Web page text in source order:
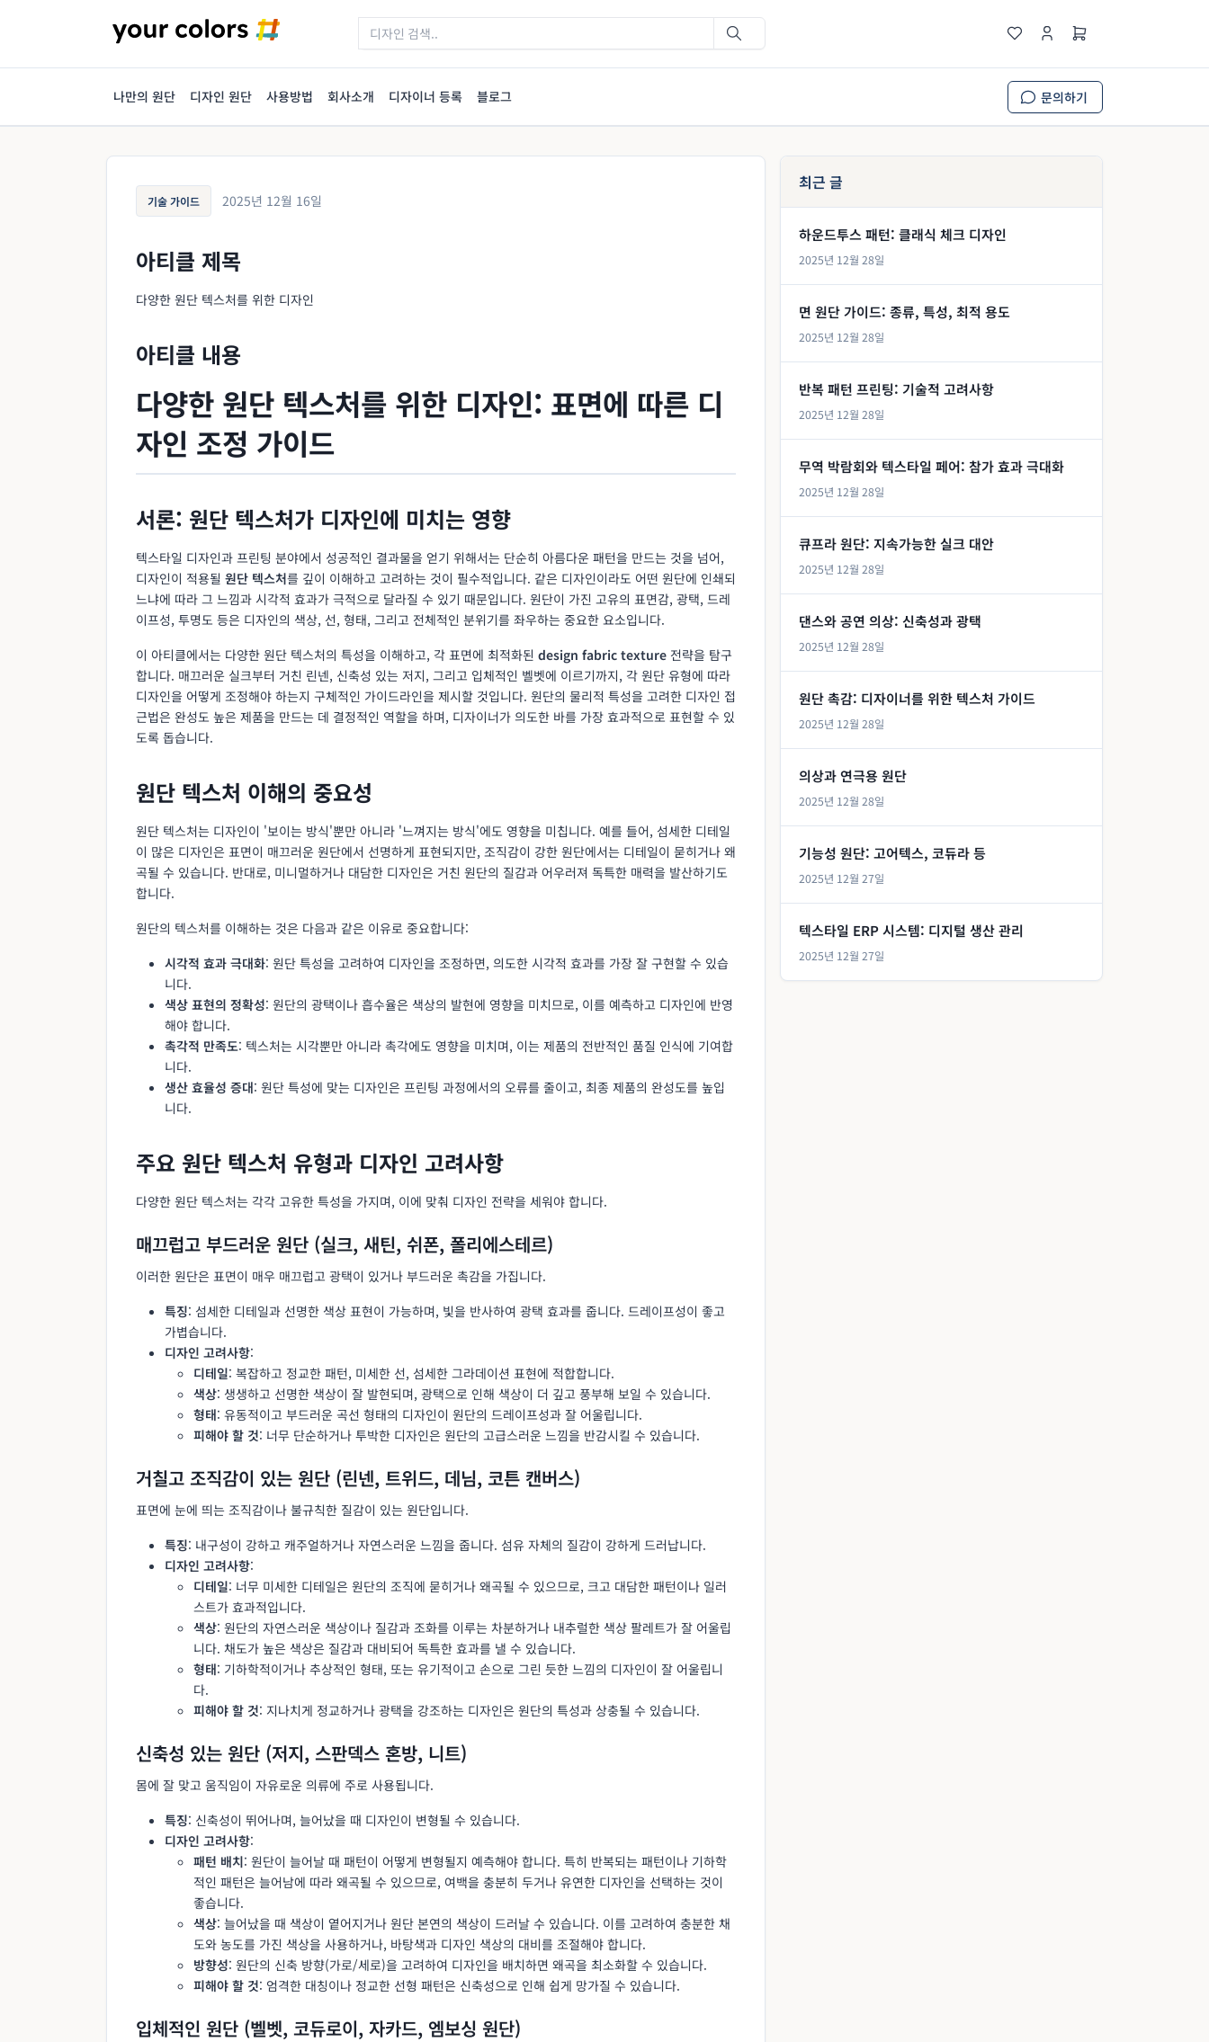
나만의 원단 디자인 원단 사용방법 회사소개 디자이너 등록 블로그 문의하기
기술 가이드 2025년 12월 16일
아티클 제목
다양한 원단 텍스처를 위한 디자인
아티클 내용
다양한 원단 텍스처를 위한 디자인: 표면에 따른 디
자인 조정 가이드
서론: 원단 텍스처가 디자인에 미치는 영향
텍스타일 디자인과 프린팅 분야에서 성공적인 결과물을 얻기 위해서는 단순히 아름다운 패턴을 만드는 것을 넘어,
디자인이 적용될 원단 텍스처를 깊이 이해하고 고려하는 것이 필수적입니다. 같은 디자인이라도 어떤 원단에 인쇄되
느냐에 따라 그 느낌과 시각적 효과가 극적으로 달라질 수 있기 때문입니다. 원단이 가진 고유의 표면감, 광택, 드레
이프성, 투명도 등은 디자인의 색상, 선, 형태, 그리고 전체적인 분위기를 좌우하는 중요한 요소입니다.
이 아티클에서는 다양한 원단 텍스처의 특성을 이해하고, 각 표면에 최적화된 design fabric texture 전략을 탐구
합니다. 매끄러운 실크부터 거친 린넨, 신축성 있는 저지, 그리고 입체적인 벨벳에 이르기까지, 각 원단 유형에 따라
디자인을 어떻게 조정해야 하는지 구체적인 가이드라인을 제시할 것입니다. 원단의 물리적 특성을 고려한 디자인 접
근법은 완성도 높은 제품을 만드는 데 결정적인 역할을 하며, 디자이너가 의도한 바를 가장 효과적으로 표현할 수 있
도록 돕습니다.
원단 텍스처 이해의 중요성
원단 텍스처는 디자인이 '보이는 방식'뿐만 아니라 '느껴지는 방식'에도 영향을 미칩니다. 예를 들어, 섬세한 디테일
이 많은 디자인은 표면이 매끄러운 원단에서 선명하게 표현되지만, 조직감이 강한 원단에서는 디테일이 묻히거나 왜
곡될 수 있습니다. 반대로, 미니멀하거나 대담한 디자인은 거친 원단의 질감과 어우러져 독특한 매력을 발산하기도
합니다.
원단의 텍스처를 이해하는 것은 다음과 같은 이유로 중요합니다:
시각적 효과 극대화: 원단 특성을 고려하여 디자인을 조정하면, 의도한 시각적 효과를 가장 잘 구현할 수 있습
니다.
색상 표현의 정확성: 원단의 광택이나 흡수율은 색상의 발현에 영향을 미치므로, 이를 예측하고 디자인에 반영
해야 합니다.
촉각적 만족도: 텍스처는 시각뿐만 아니라 촉각에도 영향을 미치며, 이는 제품의 전반적인 품질 인식에 기여합
니다.
생산 효율성 증대: 원단 특성에 맞는 디자인은 프린팅 과정에서의 오류를 줄이고, 최종 제품의 완성도를 높입
니다.
주요 원단 텍스처 유형과 디자인 고려사항
다양한 원단 텍스처는 각각 고유한 특성을 가지며, 이에 맞춰 디자인 전략을 세워야 합니다.
매끄럽고 부드러운 원단 (실크, 새틴, 쉬폰, 폴리에스테르)
이러한 원단은 표면이 매우 매끄럽고 광택이 있거나 부드러운 촉감을 가집니다.
특징: 섬세한 디테일과 선명한 색상 표현이 가능하며, 빛을 반사하여 광택 효과를 줍니다. 드레이프성이 좋고
가볍습니다.
디자인 고려사항:
디테일: 복잡하고 정교한 패턴, 미세한 선, 섬세한 그라데이션 표현에 적합합니다.
색상: 생생하고 선명한 색상이 잘 발현되며, 광택으로 인해 색상이 더 깊고 풍부해 보일 수 있습니다.
형태: 유동적이고 부드러운 곡선 형태의 디자인이 원단의 드레이프성과 잘 어울립니다.
피해야 할 것: 너무 단순하거나 투박한 디자인은 원단의 고급스러운 느낌을 반감시킬 수 있습니다.
거칠고 조직감이 있는 원단 (린넨, 트위드, 데님, 코튼 캔버스)
표면에 눈에 띄는 조직감이나 불규칙한 질감이 있는 원단입니다.
특징: 내구성이 강하고 캐주얼하거나 자연스러운 느낌을 줍니다. 섬유 자체의 질감이 강하게 드러납니다.
디자인 고려사항:
디테일: 너무 미세한 디테일은 원단의 조직에 묻히거나 왜곡될 수 있으므로, 크고 대담한 패턴이나 일러
스트가 효과적입니다.
색상: 원단의 자연스러운 색상이나 질감과 조화를 이루는 차분하거나 내추럴한 색상 팔레트가 잘 어울립
니다. 채도가 높은 색상은 질감과 대비되어 독특한 효과를 낼 수 있습니다.
형태: 기하학적이거나 추상적인 형태, 또는 유기적이고 손으로 그린 듯한 느낌의 디자인이 잘 어울립니
다.
피해야 할 것: 지나치게 정교하거나 광택을 강조하는 디자인은 원단의 특성과 상충될 수 있습니다.
신축성 있는 원단 (저지, 스판덱스 혼방, 니트)
몸에 잘 맞고 움직임이 자유로운 의류에 주로 사용됩니다.
특징: 신축성이 뛰어나며, 늘어났을 때 디자인이 변형될 수 있습니다.
디자인 고려사항:
패턴 배치: 원단이 늘어날 때 패턴이 어떻게 변형될지 예측해야 합니다. 특히 반복되는 패턴이나 기하학
적인 패턴은 늘어남에 따라 왜곡될 수 있으므로, 여백을 충분히 두거나 유연한 디자인을 선택하는 것이
좋습니다.
색상: 늘어났을 때 색상이 옅어지거나 원단 본연의 색상이 드러날 수 있습니다. 이를 고려하여 충분한 채
도와 농도를 가진 색상을 사용하거나, 바탕색과 디자인 색상의 대비를 조절해야 합니다.
방향성: 원단의 신축 방향(가로/세로)을 고려하여 디자인을 배치하면 왜곡을 최소화할 수 있습니다.
피해야 할 것: 엄격한 대칭이나 정교한 선형 패턴은 신축성으로 인해 쉽게 망가질 수 있습니다.
입체적인 원단 (벨벳, 코듀로이, 자카드, 엠보싱 원단)
최근 글
하운드투스 패턴: 클래식 체크 디자인
2025년 12월 28일
면 원단 가이드: 종류, 특성, 최적 용도
2025년 12월 28일
반복 패턴 프린팅: 기술적 고려사항
2025년 12월 28일
무역 박람회와 텍스타일 페어: 참가 효과 극대화
2025년 12월 28일
큐프라 원단: 지속가능한 실크 대안
2025년 12월 28일
댄스와 공연 의상: 신축성과 광택
2025년 12월 28일
원단 촉감: 디자이너를 위한 텍스처 가이드
2025년 12월 28일
의상과 연극용 원단
2025년 12월 28일
기능성 원단: 고어텍스, 코듀라 등
2025년 12월 27일
텍스타일 ERP 시스템: 디지털 생산 관리
2025년 12월 27일